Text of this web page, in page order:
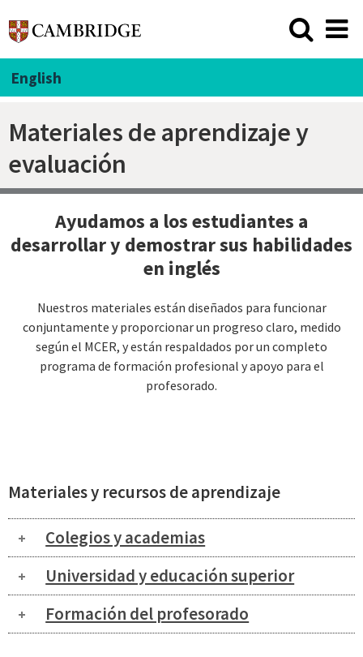
English
Materiales de aprendizaje y
evaluación
Ayudamos a los estudiantes a
desarrollar y demostrar sus habilidades
en inglés
Nuestros materiales están diseñados para funcionar
conjuntamente y proporcionar un progreso claro, medido
según el MCER, y están respaldados por un completo
programa de formación profesional y apoyo para el
profesorado.
Materiales y recursos de aprendizaje
Colegios y academias
Universidad y educación superior
Formación del profesorado